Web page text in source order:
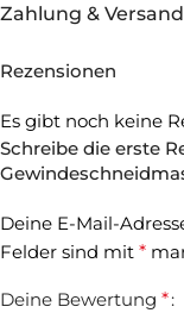
Zahlung & Versand
Rezensionen
Es gibt noch keine
Schreibe die erste
Deine E-Mail-
Felder sind mit *
Deine Bewertung *